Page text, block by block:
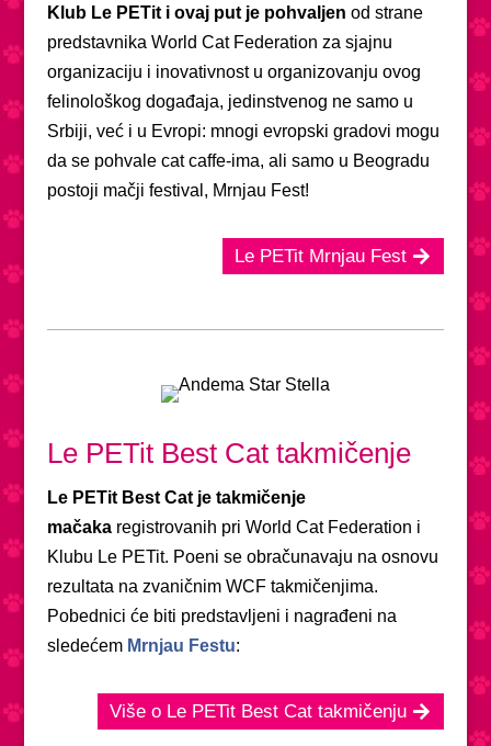
Klub Le PETit i ovaj put je pohvaljen od strane
predstavnika World Cat Federation za sjajnu
organizaciju i inovativnost u organizovanju ovog
felinološkog događaja, jedinstvenog ne samo u
Srbiji, već i u Evropi: mnogi evropski gradovi mogu
da se pohvale cat caffe-ima, ali samo u Beogradu
postoji mačji festival, Mrnjau Fest!
Le PETit Mrnjau Fest
Le PETit Best Cat takmičenje
Le PETit Best Cat je takmičenje
mačakaregistrovanih pri World Cat Federation i
Klubu Le PETit. Poeni se obračunavaju na osnovu
rezultata na zvaničnim WCF takmičenjima.
Pobednici će biti predstavljeni i nagrađeni na
sledećem Mrnjau Festu:
Više o Le PETit Best Cat takmičenju